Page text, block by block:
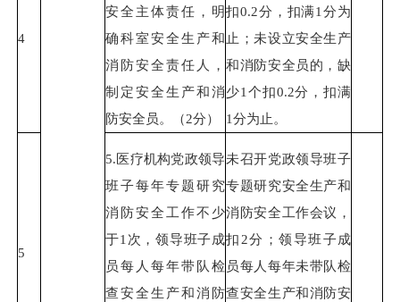
4
安全主体责任，明
确科室安全生产和
消防安全责任人，
制定安全生产和消
防安全员。（2分）
扣0.2分，扣满1分为
止；未设立安全生产
和消防安全员的，缺
少1个扣0.2分，扣满
1分为止。
5
5.医疗机构党政领导
班子每年专题研究
消防安全工作不少
于1次，领导班子成
员每人每年带队检
查安全生产和消防
未召开党政领导班子
专题研究安全生产和
消防安全工作会议，
扣2分；领导班子成
员每人每年未带队检
查安全生产和消防安